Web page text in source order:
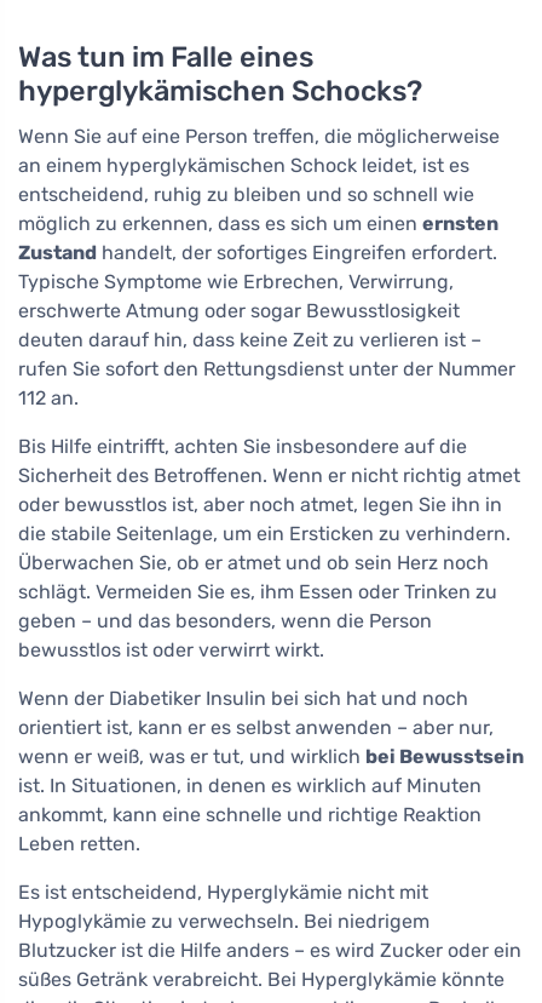
Was tun im Falle eines
hyperglykämischen Schocks?
Wenn Sie auf eine Person treffen, die möglicherweise
an einem hyperglykämischen Schock leidet, ist es
entscheidend, ruhig zu bleiben und so schnell wie
möglich zu erkennen, dass es sich um einen ernsten
Zustand handelt, der sofortiges Eingreifen erfordert.
Typische Symptome wie Erbrechen, Verwirrung,
erschwerte Atmung oder sogar Bewusstlosigkeit
deuten darauf hin, dass keine Zeit zu verlieren ist –
rufen Sie sofort den Rettungsdienst unter der Nummer
112 an.
Bis Hilfe eintrifft, achten Sie insbesondere auf die
Sicherheit des Betroffenen. Wenn er nicht richtig atmet
oder bewusstlos ist, aber noch atmet, legen Sie ihn in
die stabile Seitenlage, um ein Ersticken zu verhindern.
Überwachen Sie, ob er atmet und ob sein Herz noch
schlägt. Vermeiden Sie es, ihm Essen oder Trinken zu
geben – und das besonders, wenn die Person
bewusstlos ist oder verwirrt wirkt.
Wenn der Diabetiker Insulin bei sich hat und noch
orientiert ist, kann er es selbst anwenden – aber nur,
wenn er weiß, was er tut, und wirklich bei Bewusstsein
ist. In Situationen, in denen es wirklich auf Minuten
ankommt, kann eine schnelle und richtige Reaktion
Leben retten.
Es ist entscheidend, Hyperglykämie nicht mit
Hypoglykämie zu verwechseln. Bei niedrigem
Blutzucker ist die Hilfe anders – es wird Zucker oder ein
süßes Getränk verabreicht. Bei Hyperglykämie könnte